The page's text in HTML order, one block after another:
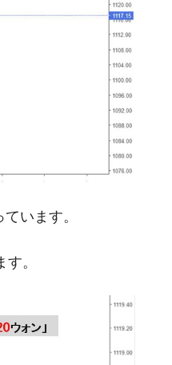
極右勢力」のプラカー
だってば。
場！
前年同期比13.4倍に。
います。
。